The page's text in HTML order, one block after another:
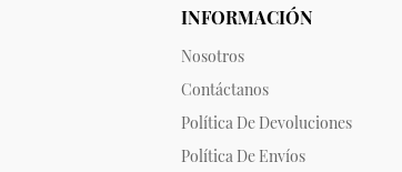
INFORMACIÓN
Nosotros
Contáctanos
Política De Devoluciones
Política De Envíos